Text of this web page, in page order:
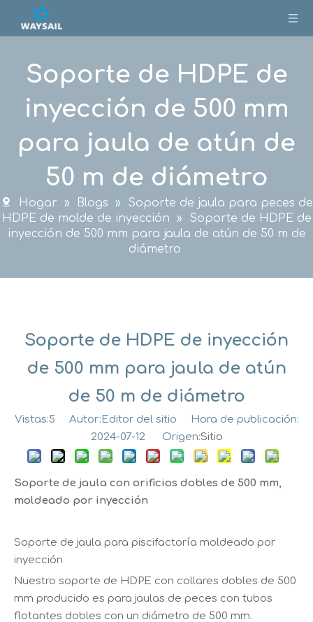
Soporte de HDPE de
inyección de 500 mm
para jaula de atún de
50 m de diámetro
Hogar » Blogs »
Soporte de jaula para peces de
HDPE de molde de inyección
»
Soporte de HDPE de
inyección de 500 mm para jaula de atún de 50 m de
diámetro
Soporte de HDPE de inyección
de 500 mm para jaula de atún
de 50 m de diámetro
Vistas:5 Autor:Editor del sitio Hora de publicación:
2024-07-12 Origen:Sitio
Soporte de jaula con orificios dobles de 500 mm,
moldeado por inyección
Soporte de jaula para piscifactoría moldeado por
inyección
Nuestro soporte de HDPE con collares dobles de 500
mm producido es para jaulas de peces con tubos
flotantes dobles con un diámetro de 500 mm.